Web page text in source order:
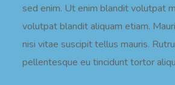
sed enim. Ut enim blandit volutpat
volutpat blandit aliquam etiam.
nisi vitae suscipit tellus mauris.
pellentesque eu tincidunt tortor